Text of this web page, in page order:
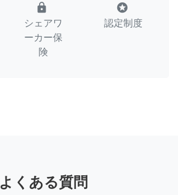
lock
シェアワ
ーカー保
険
stars
認定制度
よくある質問